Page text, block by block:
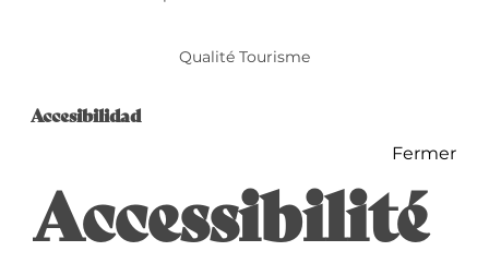
Qualité Tourisme
Accesibilidad
Fermer
Accessibilité